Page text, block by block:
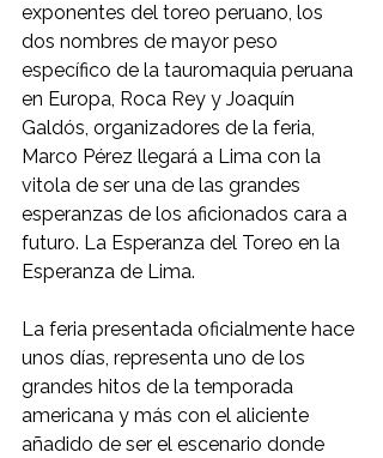
exponentes del toreo peruano, los
dos nombres de mayor peso
específico de la tauromaquia peruana
en Europa, Roca Rey y Joaquín
Galdós, organizadores de la feria,
Marco Pérez llegará a Lima con la
vitola de ser una de las grandes
esperanzas de los aficionados cara a
futuro. La Esperanza del Toreo en la
Esperanza de Lima.
La feria presentada oficialmente hace
unos días, representa uno de los
grandes hitos de la temporada
americana y más con el aliciente
añadido de ser el escenario donde